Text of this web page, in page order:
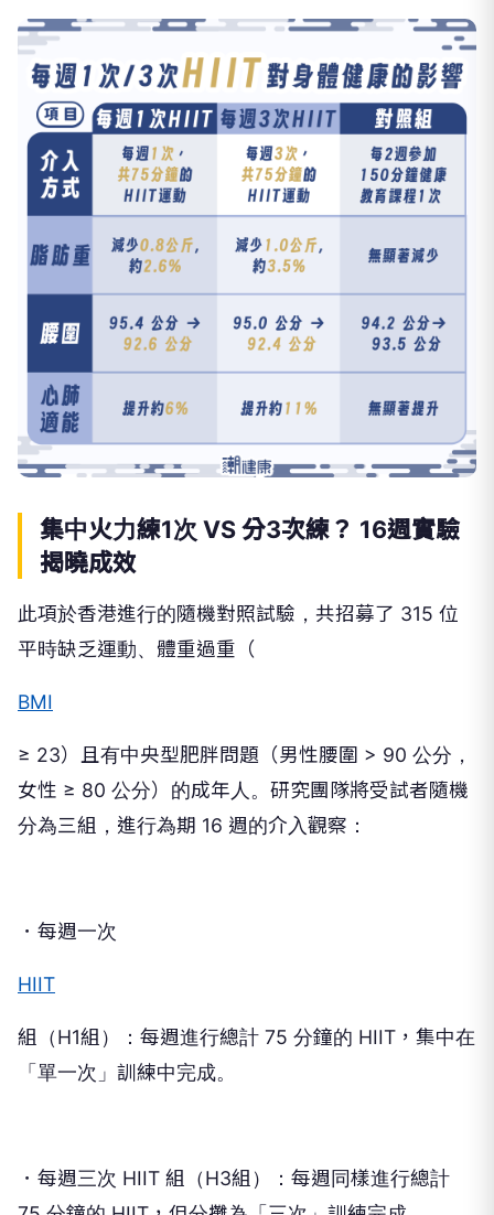
集中火力練1次 VS 分3次練？ 16週實驗
揭曉成效
此項於香港進行的隨機對照試驗，共招募了 315 位
平時缺乏運動、體重過重（
BMI
≥ 23）且有中央型肥胖問題（男性腰圍 > 90 公分，
女性 ≥ 80 公分）的成年人。研究團隊將受試者隨機
分為三組，進行為期 16 週的介入觀察：
．每週一次
HIIT
組（H1組）：每週進行總計 75 分鐘的 HIIT，集中在
「單一次」訓練中完成。
．每週三次 HIIT 組（H3組）：每週同樣進行總計